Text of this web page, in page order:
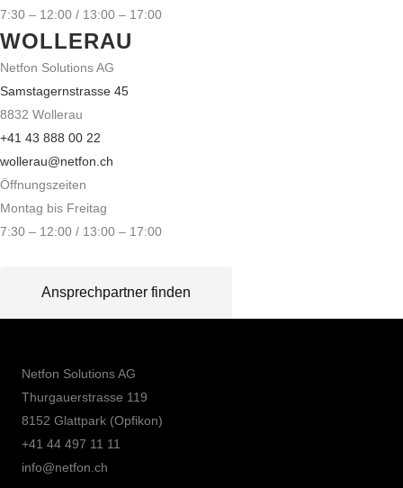
7:30 – 12:00 / 13:00 – 17:00
WOLLERAU
Netfon Solutions AG
Samstagernstrasse 45
8832 Wollerau
+41 43 888 00 22
wollerau@netfon.ch
Öffnungszeiten
Montag bis Freitag
7:30 – 12:00 / 13:00 – 17:00
Ansprechpartner finden
Netfon Solutions AG
Thurgauerstrasse 119
8152 Glattpark (Opfikon)
+41 44 497 11 11
info@netfon.ch